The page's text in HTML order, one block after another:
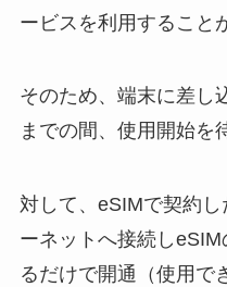
ービスを利用すること
そのため、端末に差し
までの間、使用開始を
対して、eSIMで契約
ーネットへ接続し
るだけで開通（使用で